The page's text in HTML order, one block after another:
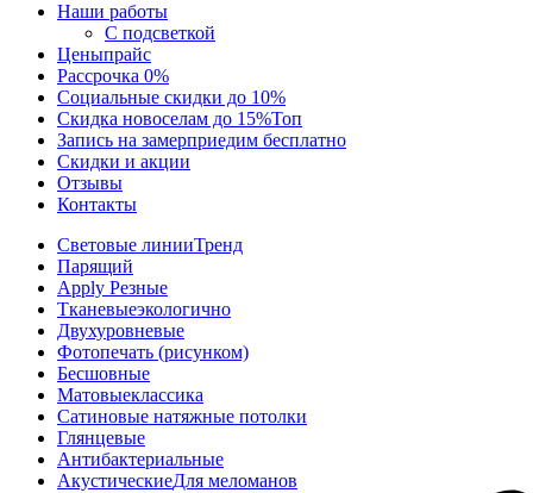
Наши работы
С подсветкой
Ценыпрайс
Рассрочка 0%
Социальные скидки до 10%
Скидка новоселам до 15%Топ
Запись на замерприедим бесплатно
Скидки и акции
Отзывы
Контакты
Световые линииТренд
Парящий
Apply Резные
Тканевыеэкологично
Двухуровневые
Фотопечать (рисунком)
Бесшовные
Матовыеклассика
Сатиновые натяжные потолки
Глянцевые
Антибактериальные
АкустическиеДля меломанов